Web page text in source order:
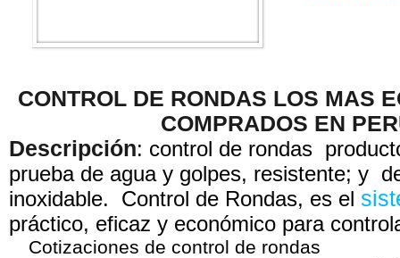
CONTROL DE RONDAS LOS MAS
COMPRADOS EN
Descripción: control de rondas
prueba de agua y golpes, resistente; y
inoxidable.
Control de Rondas, es el
práctico, eficaz y económico para
Cotizaciones de control de rondas